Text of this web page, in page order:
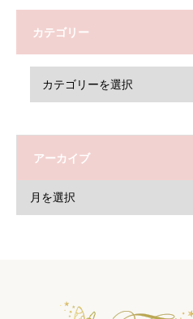
カテゴリー
アーカイブ